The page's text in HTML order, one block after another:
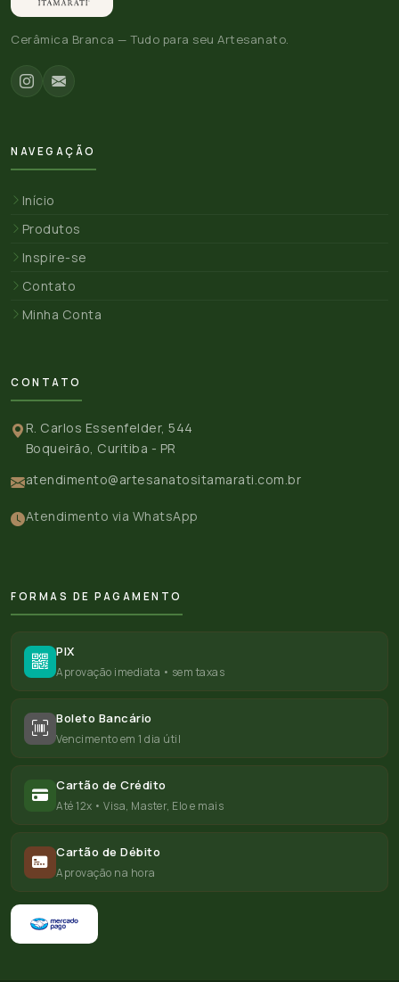
Cerâmica Branca — Tudo para seu Artesanato.
NAVEGAÇÃO
Início
Produtos
Inspire-se
Contato
Minha Conta
CONTATO
R. Carlos Essenfelder, 544
Boqueirão, Curitiba - PR
atendimento@artesanatositamarati.com.br
Atendimento via WhatsApp
FORMAS DE PAGAMENTO
PIX
Aprovação imediata • sem taxas
Boleto Bancário
Vencimento em 1 dia útil
Cartão de Crédito
Até 12x • Visa, Master, Elo e mais
Cartão de Débito
Aprovação na hora